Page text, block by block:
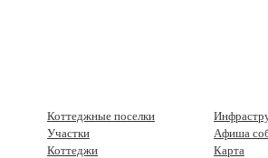
Коттеджные поселки
Участки
Коттеджи
Афиша
Карта